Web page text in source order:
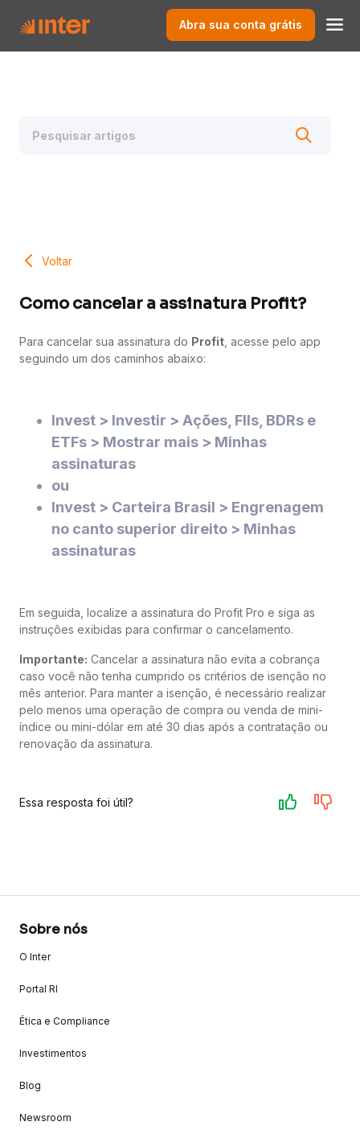
Abra sua conta grátis
Voltar
Como cancelar a assinatura Profit?
Para cancelar sua assinatura do Profit , acesse pelo app
seguindo um dos caminhos abaixo:
Invest > Investir > Ações, FIIs, BDRs e
ETFs > Mostrar mais > Minhas
assinaturas
ou
Invest > Carteira Brasil > Engrenagem
no canto superior direito > Minhas
assinaturas
Em seguida, localize a assinatura do Profit Pro e siga as
instruções exibidas para confirmar o cancelamento.
Importante: Cancelar a assinatura não evita a cobrança
caso você não tenha cumprido os critérios de isenção no
mês anterior. Para manter a isenção, é necessário realizar
pelo menos uma operação de compra ou venda de mini-
índice ou mini-dólar em até 30 dias após a contratação ou
renovação da assinatura.
Essa resposta foi útil?
Sobre nós
O Inter
Portal RI
Ética e Compliance
Investimentos
Blog
Newsroom